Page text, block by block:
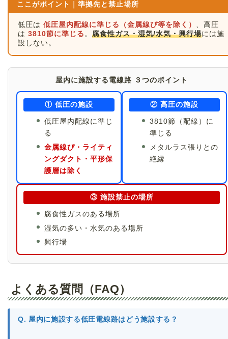
ここがポイント｜準拠先と禁止場所
低圧は 低圧屋内配線に準じる（金属線ぴ等を除く） 、高圧
は 3810節に準じる 。 腐食性ガス・湿気/水気・興行場には施
設しない。
屋内に施設する電線路 ３つのポイント
① 低圧の施設
低圧屋内配線に準じ
る
金属線ぴ・ライティ
ングダクト・平形保
護層は除く
② 高圧の施設
3810節（配線）に
準じる
メタルラス張りとの
絶縁
③ 施設禁止の場所
腐食性ガスのある場所
湿気の多い・水気のある場所
興行場
よくある質問（FAQ）
Q. 屋内に施設する低圧電線路はどう施設する？